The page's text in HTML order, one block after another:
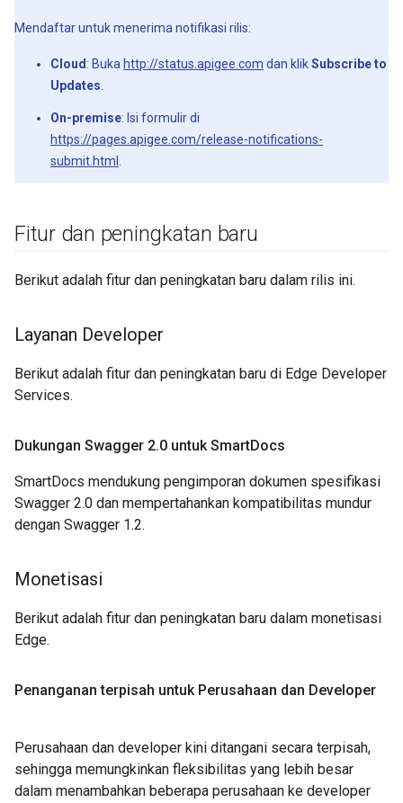
Mendaftar untuk menerima notifikasi rilis:
Cloud : Buka http://status.apigee.com dan klikSubscribe to
Updates
On-premise: Isi formulir di
https://pages.apigee.com/release-notifications-
submit.html
Fitur dan peningkatan baru
Berikut adalah fitur dan peningkatan baru dalam rilis ini.
Layanan Developer
Berikut adalah fitur dan peningkatan baru di Edge Developer
Services.
Dukungan Swagger 2.0 untuk SmartDocs
SmartDocs mendukung pengimporan dokumen spesifikasi
Swagger 2.0 dan mempertahankan kompatibilitas mundur
dengan Swagger 1.2.
Monetisasi
Berikut adalah fitur dan peningkatan baru dalam monetisasi
Edge.
Penanganan terpisah untuk Perusahaan dan Developer
Perusahaan dan developer kini ditangani secara terpisah,
sehingga memungkinkan fleksibilitas yang lebih besar
dalam menambahkan beberapa perusahaan ke developer